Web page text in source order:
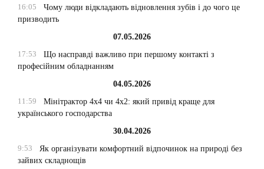
16:05
Чому люди відкладають відновлення зубів і до чого це
призводить
07.05.2026
17:53
Що насправді важливо при першому контакті з
професійним обладнанням
04.05.2026
11:59
Мінітрактор 4х4 чи 4х2: який привід краще для
українського господарства
30.04.2026
9:53
Як організувати комфортний відпочинок на природі без
зайвих складнощів